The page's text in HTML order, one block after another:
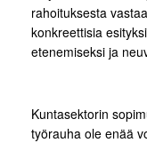
rahoituksesta
konkreettisia
etenemiseksi ja
Kuntasektorin
työrauha ole enää